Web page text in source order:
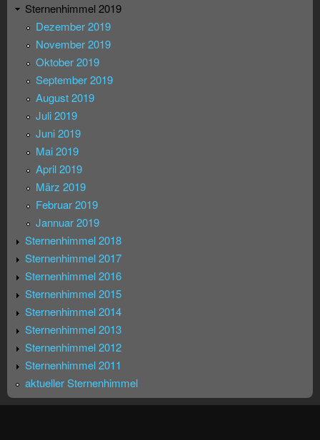
Sternenhimmel 2019
Dezember 2019
November 2019
Oktober 2019
September 2019
August 2019
Juli 2019
Juni 2019
Mai 2019
April 2019
März 2019
Februar 2019
Jannuar 2019
Sternenhimmel 2018
Sternenhimmel 2017
Sternenhimmel 2016
Sternenhimmel 2015
Sternenhimmel 2014
Sternenhimmel 2013
Sternenhimmel 2012
Sternenhimmel 2011
aktueller Sternenhimmel